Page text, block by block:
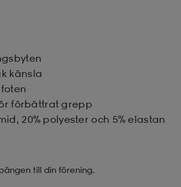
känsla
förbättrat grepp
20% polyester och 5% elastan
till din förening.